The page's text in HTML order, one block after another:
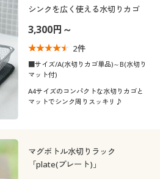
シンクを広く使える水切りカゴ
3,300円～
2件
■サイズ/A(水切りカゴ単品)～B(水切り
マット付)
A4サイズのコンパクトな水切りカゴと
マットでシンク周りスッキリ♪
マグボトル水切りラック
「plate(プレート)」